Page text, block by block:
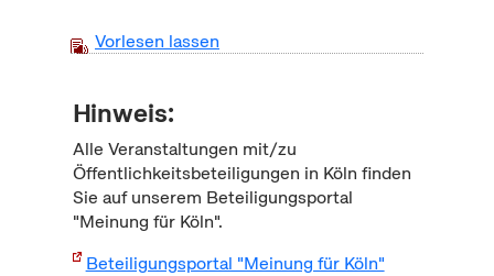
Vorlesen lassen
Hinweis:
Alle Veranstaltungen mit/zu
Öffentlichkeitsbeteiligungen in Köln finden
Sie auf unserem Beteiligungsportal
"Meinung für Köln".
Beteiligungsportal "Meinung für Köln"